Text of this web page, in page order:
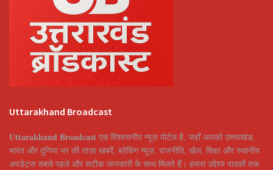
Uttarakhand Broadcast
Uttarakhand Broadcast एक विश्वसनीय न्यूज़ पोर्टल है, जहाँ आपको उत्तराखंड,
भारत और दुनिया भर की ताज़ा खबरें, ब्रेकिंग न्यूज़, राजनीति, खेल, शिक्षा और स्थानीय
अपडेट्स सबसे पहले और सटीक जानकारी के साथ मिलते हैं। हमारा उद्देश्य पाठकों तक